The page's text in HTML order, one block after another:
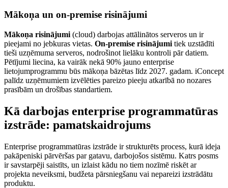
Mākoņa un on-premise risinājumi
Mākoņa risinājumi (cloud) darbojas attālinātos serveros un ir
pieejami no jebkuras vietas. On-premise risinājumi tiek uzstādīti
tieši uzņēmuma serveros, nodrošinot lielāku kontroli pār datiem.
Pētījumi liecina, ka vairāk nekā 90% jauno enterprise
lietojumprogrammu būs mākoņa bāzētas līdz 2027. gadam. iConcept
palīdz uzņēmumiem izvēlēties pareizo pieeju atkarībā no nozares
prasībām un drošības standartiem.
Kā darbojas enterprise programmatūras
izstrāde: pamatskaidrojums
Enterprise programmatūras izstrāde ir strukturēts process, kurā ideja
pakāpeniski pārvēršas par gatavu, darbojošos sistēmu. Katrs posms
ir savstarpēji saistīts, un izlaist kādu no tiem nozīmē riskēt ar
projekta neveiksmi, budžeta pārsniegšanu vai nepareizi izstrādātu
produktu.